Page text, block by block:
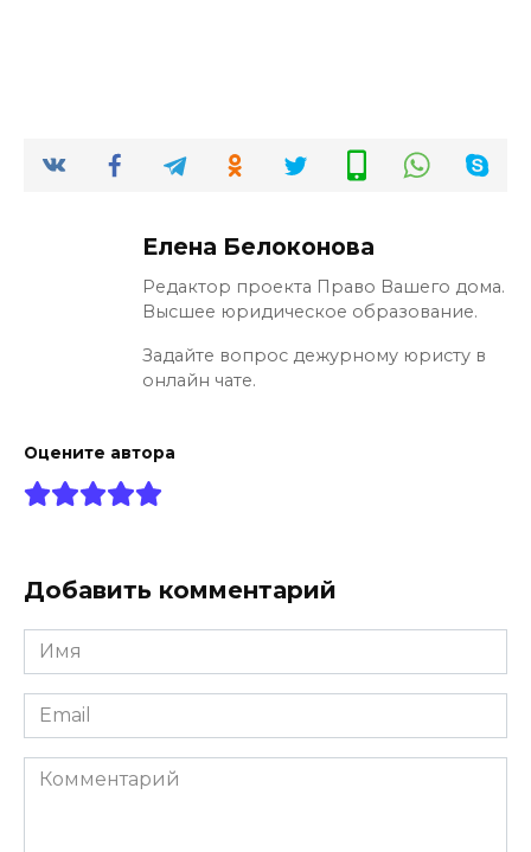
Елена Белоконова
Редактор проекта Право Вашего дома.
Высшее юридическое образование.
Задайте вопрос дежурному юристу в
онлайн чате.
Оцените автора
Добавить комментарий
Имя
*
Email
*
Комментарий